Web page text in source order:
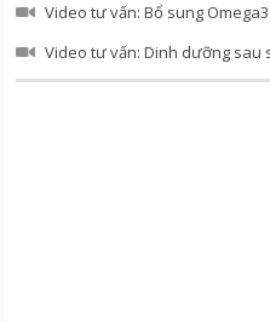
Video tư vấn: Bổ sung
Video tư vấn: Dinh dưỡng sau